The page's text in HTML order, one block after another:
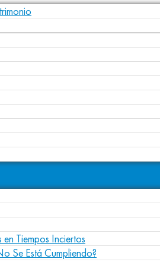
Tiempos Inciertos
Se Está Cumpliendo?